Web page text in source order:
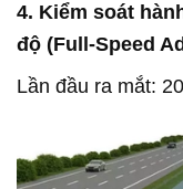
4. Kiểm soát
độ (Full-Speed
Lần đầu ra mắt: